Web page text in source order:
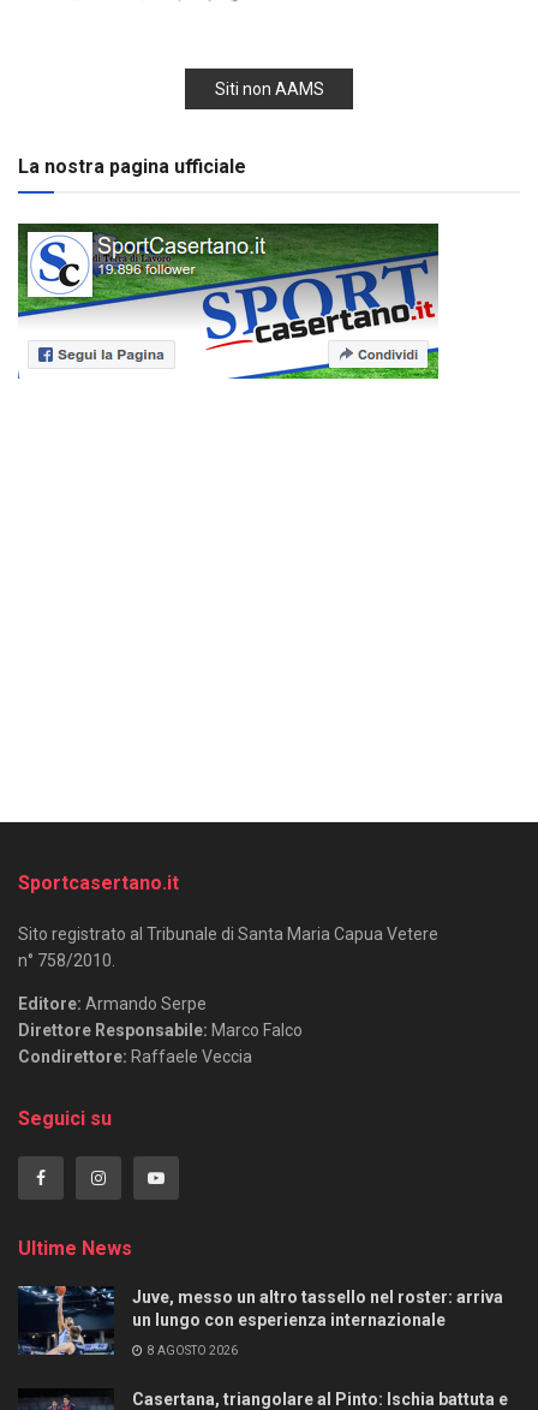
Siti non AAMS
La nostra pagina ufficiale
Sportcasertano.it
Sito registrato al Tribunale di Santa Maria Capua Vetere
n° 758/2010.
Editore: Armando Serpe
Direttore Responsabile: Marco Falco
Condirettore: Raffaele Veccia
Seguici su
Ultime News
Juve, messo un altro tassello nel roster: arriva
un lungo con esperienza internazionale
8 AGOSTO 2026
Casertana, triangolare al Pinto: Ischia battuta e